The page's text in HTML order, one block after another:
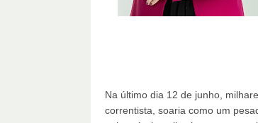
Na último dia 12 de junho,
correntista, soaria como um